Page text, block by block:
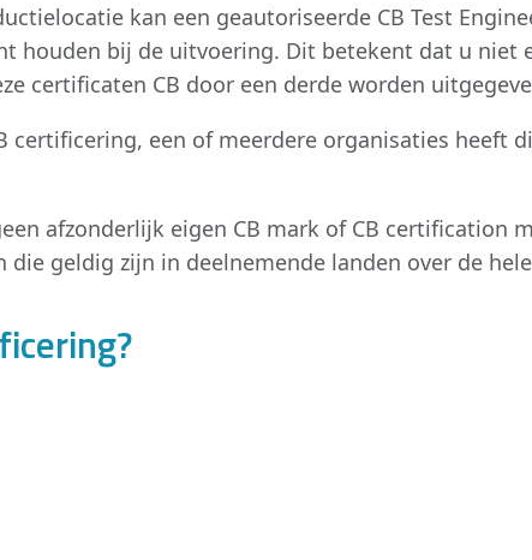
kan een geautoriseerde CB Test
houden bij de uitvoering. Dit betekent dat u niet
certificaten CB door een derde worden
een of meerdere organisaties heeft
afzonderlijk eigen CB mark of CB certification
geldig zijn in deelnemende landen over de